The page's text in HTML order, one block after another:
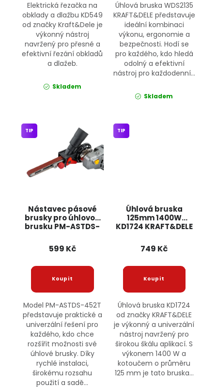
Elektrická řezačka na
obklady a dlažbu KD549
od značky Kraft&Dele je
výkonný nástroj
navržený pro přesné a
efektivní řezání obkladů
a dlažeb.
Skladem
Úhlová bruska WDS2135
KRAFT&DELE představuje
ideální kombinaci
výkonu, ergonomie a
bezpečnosti. Hodí se
pro každého, kdo hledá
odolný a efektivní
nástroj pro každodenní...
Skladem
Nástavec pásové
brusky pro úhlovou
brusku PM-ASTDS-
TIP
599 Kč
Model PM-ASTDS-452T
představuje praktické a
univerzální řešení pro
každého, kdo chce
rozšířit možnosti své
úhlové brusky. Díky
rychlé instalaci,
širokému rozsahu
použití a sadě...
Úhlová bruska
125mm 1400W
KD1724 KRAFT&DELE
TIP
749 Kč
Úhlová bruska KD1724
od značky KRAFT&DELE
je výkonný a univerzální
nástroj navržený pro
širokou škálu aplikací. S
výkonem 1400 W a
kotoučem o průměru
125 mm je tato bruska...